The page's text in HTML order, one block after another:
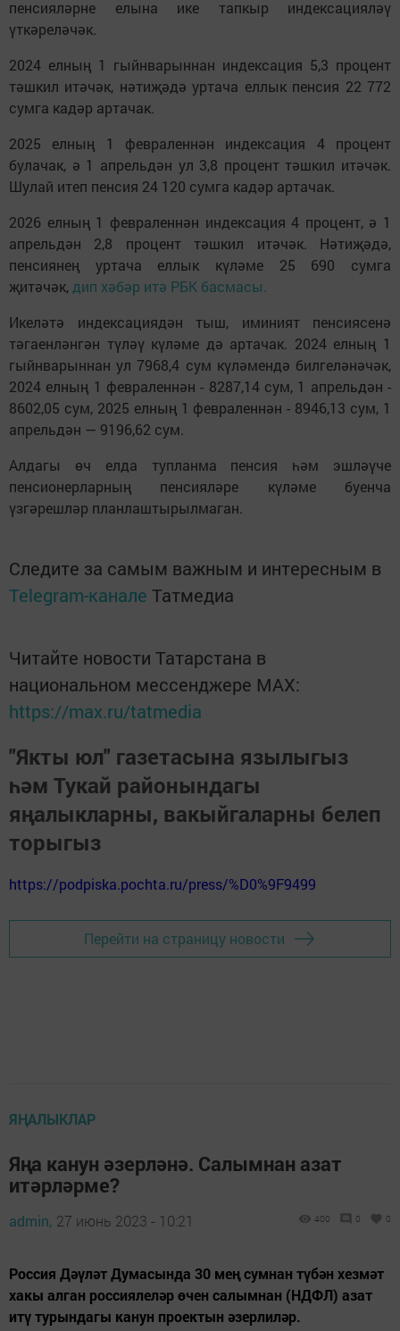
пенсияләрне елына ике тапкыр индексацияләү
үткәреләчәк.
2024 елның 1 гыйнварыннан индексация 5,3 процент
тәшкил итәчәк, нәтиҗәдә уртача еллык пенсия 22 772
сумга кадәр артачак.
2025 елның 1 февраленнән индексация 4 процент
булачак, ә 1 апрельдән ул 3,8 процент тәшкил итәчәк.
Шулай итеп пенсия 24 120 сумга кадәр артачак.
2026 елның 1 февраленнән индексация 4 процент, ә 1
апрельдән 2,8 процент тәшкил итәчәк. Нәтиҗәдә,
пенсиянең уртача еллык күләме 25 690 сумга
җитәчәк, дип хәбәр итә РБК басмасы.
Икеләтә индексациядән тыш, иминият пенсиясенә
тәгаенләнгән түләү күләме дә артачак. 2024 елның 1
гыйнварыннан ул 7968,4 сум күләмендә билгеләнәчәк,
2024 елның 1 февраленнән - 8287,14 сум, 1 апрельдән -
8602,05 сум, 2025 елның 1 февраленнән - 8946,13 сум, 1
апрельдән — 9196,62 сум.
Алдагы өч елда тупланма пенсия һәм эшләүче
пенсионерларның пенсияләре күләме буенча
үзгәрешләр планлаштырылмаган.
Следите за самым важным и интересным в
Telegram-канале Татмедиа
Читайте новости Татарстана в
национальном мессенджере MАХ:
https://max.ru/tatmedia
"Якты юл" газетасына язылыгыз
һәм Тукай районындагы
яңалыкларны, вакыйгаларны белеп
торыгыз
https://podpiska.pochta.ru/press/%D0%9F9499
Перейти на страницу новости
ЯҢАЛЫКЛАР
Яңа канун әзерләнә. Салымнан азат
итәрләрме?
admin, 27 июнь 2023 - 10:21 400 0 0
Россия Дәүләт Думасында 30 мең сумнан түбән хезмәт
хакы алган россиялеләр өчен салымнан (НДФЛ) азат
итү турындагы канун проектын әзерлиләр.